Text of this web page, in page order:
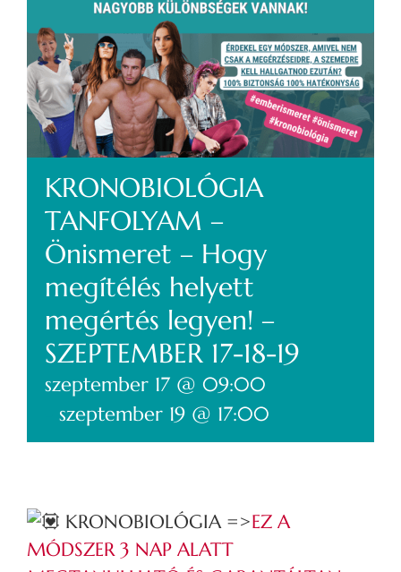
KRONOBIOLÓGIA
TANFOLYAM –
Önismeret – Hogy
megítélés helyett
megértés legyen! –
SZEPTEMBER 17-18-19
szeptember 17 @ 09:00
szeptember 19 @ 17:00
KRONOBIOLÓGIA =>EZ A
MÓDSZER 3 NAP ALATT